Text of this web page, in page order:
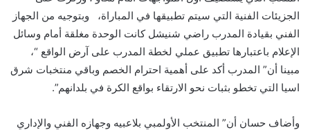
الجزيئات الفنية التي سيتم تطبيقها في المباراة، وبتوجيه من الجهاز
الفني بقيادة المدرب راضي شنيشل كانت الوحدة مغلقة أمام وسائل
الإعلام باعتبارها تطبيق عملي لخطة المدرب على آرض الواقع “،
مبينا أن” المدرب أكد على أهمية احترام الخصم وباقي منتخبات شرق
اسيا التي تخطو بثبات نحو الارتقاء بواقع الكرة في بلدانهم”.
وأضاف حسان أن” المنتخب الأولمبي بلاعبيه وجهازه الفني والإداري